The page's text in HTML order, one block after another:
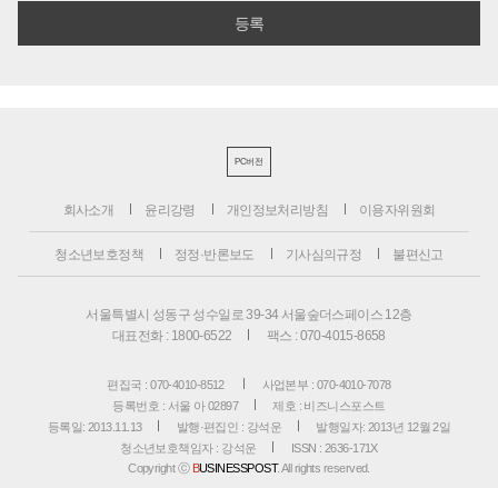
PC버전
회사소개 윤리강령 개인정보처리방침 이용자위원회
청소년보호정책 정정·반론보도 기사심의규정 불편신고
서울특별시 성동구 성수일로 39-34 서울숲더스페이스 12층
대표전화 : 1800-6522
팩스 : 070-4015-8658
편집국 : 070-4010-8512
사업본부 : 070-4010-7078
등록번호 : 서울 아 02897
제호 : 비즈니스포스트
등록일: 2013.11.13
발행·편집인 : 강석운
발행일자: 2013년 12월 2일
청소년보호책임자 : 강석운
ISSN : 2636-171X
Copyright ⓒ BUSINESSPOST. All rights reserved.